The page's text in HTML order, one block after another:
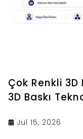
Çok Renkli 3D
3D Baskı
Jul 15, 2026